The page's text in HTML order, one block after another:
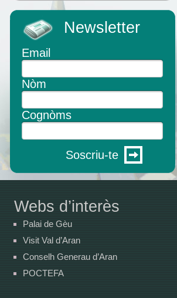
Newsletter
Email
Nòm
Cognòms
Soscriu-te
Webs d’interès
Palai de Gèu
Visit Val d’Aran
Conselh Generau d’Aran
POCTEFA